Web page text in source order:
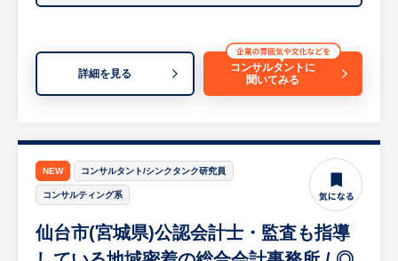
・その他、上記業務に関わる渉外交渉、事務
【職場環境】
なくコミュニケーションを取りあう環境で
す。営業企画チームと連携して、イベントに
携わる機会もあります。
【HUREX求人担当コメント】
詳細を見る
コンサルタントに
聞いてみる
NEW コンサルタント/シンクタンク研究員
コンサルティング系
仙台市(宮城県)公認会計士・監査も指導